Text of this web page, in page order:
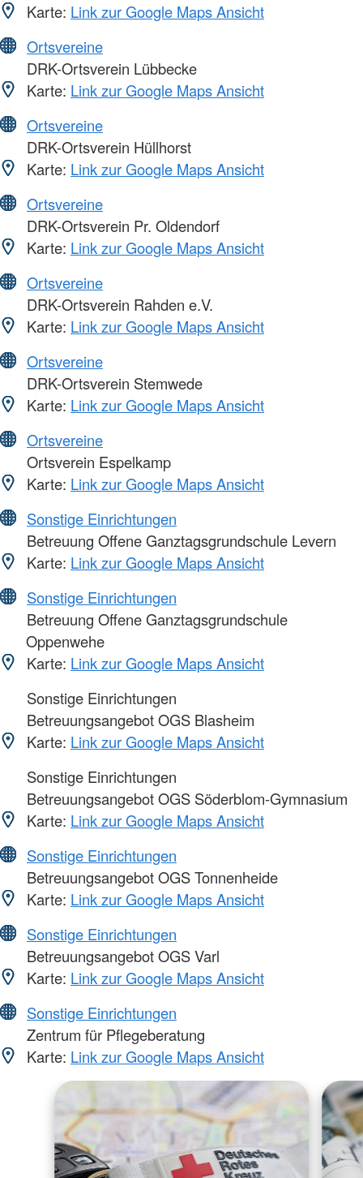
Karte: Link zur Google Maps Ansicht
Ortsvereine
DRK-Ortsverein Lübbecke
Karte: Link zur Google Maps Ansicht
Ortsvereine
DRK-Ortsverein Hüllhorst
Karte: Link zur Google Maps Ansicht
Ortsvereine
DRK-Ortsverein Pr. Oldendorf
Karte: Link zur Google Maps Ansicht
Ortsvereine
DRK-Ortsverein Rahden e.V.
Karte: Link zur Google Maps Ansicht
Ortsvereine
DRK-Ortsverein Stemwede
Karte: Link zur Google Maps Ansicht
Ortsvereine
Ortsverein Espelkamp
Karte: Link zur Google Maps Ansicht
Sonstige Einrichtungen
Betreuung Offene Ganztagsgrundschule Levern
Karte: Link zur Google Maps Ansicht
Sonstige Einrichtungen
Betreuung Offene Ganztagsgrundschule
Oppenwehe
Karte: Link zur Google Maps Ansicht
Sonstige Einrichtungen
Betreuungsangebot OGS Blasheim
Karte: Link zur Google Maps Ansicht
Sonstige Einrichtungen
Betreuungsangebot OGS Söderblom-Gymnasium
Karte: Link zur Google Maps Ansicht
Sonstige Einrichtungen
Betreuungsangebot OGS Tonnenheide
Karte: Link zur Google Maps Ansicht
Sonstige Einrichtungen
Betreuungsangebot OGS Varl
Karte: Link zur Google Maps Ansicht
Sonstige Einrichtungen
Zentrum für Pflegeberatung
Karte: Link zur Google Maps Ansicht